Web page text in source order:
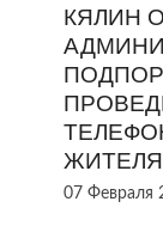
КЯЛИН
07 Февраля